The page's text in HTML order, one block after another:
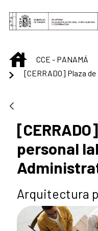
Saut au contenu
INICIOCCE - PANAMÁ
personal
Arquitectura